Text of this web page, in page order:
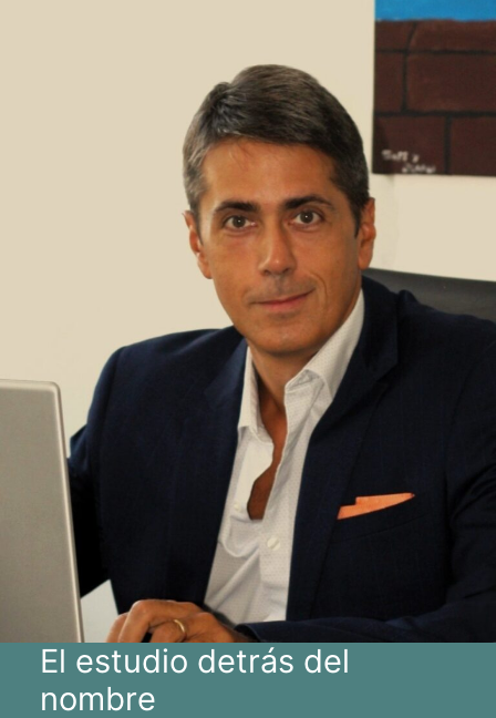
El estudio detrás del
nombre